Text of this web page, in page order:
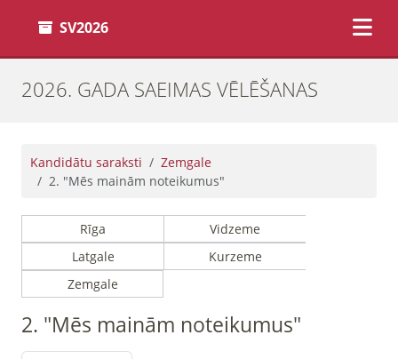
SV2026
2026. GADA SAEIMAS VĒLĒŠANAS
Kandidātu saraksti
Zemgale
2. "Mēs mainām noteikumus"
Rīga
Vidzeme
Latgale
Kurzeme
Zemgale
2. "Mēs mainām noteikumus"